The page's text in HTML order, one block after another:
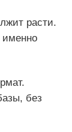
расти.
именно
без